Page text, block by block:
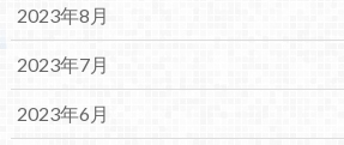
2023年8月
2023年7月
2023年6月